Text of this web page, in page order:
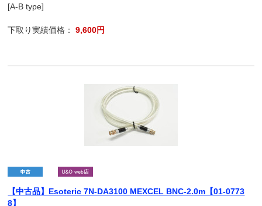
[A-B type]
下取り実績価格：9,600円
【中古品】Esoteric 7N-DA3100 MEXCEL BNC-2.0m【01-0773
8】